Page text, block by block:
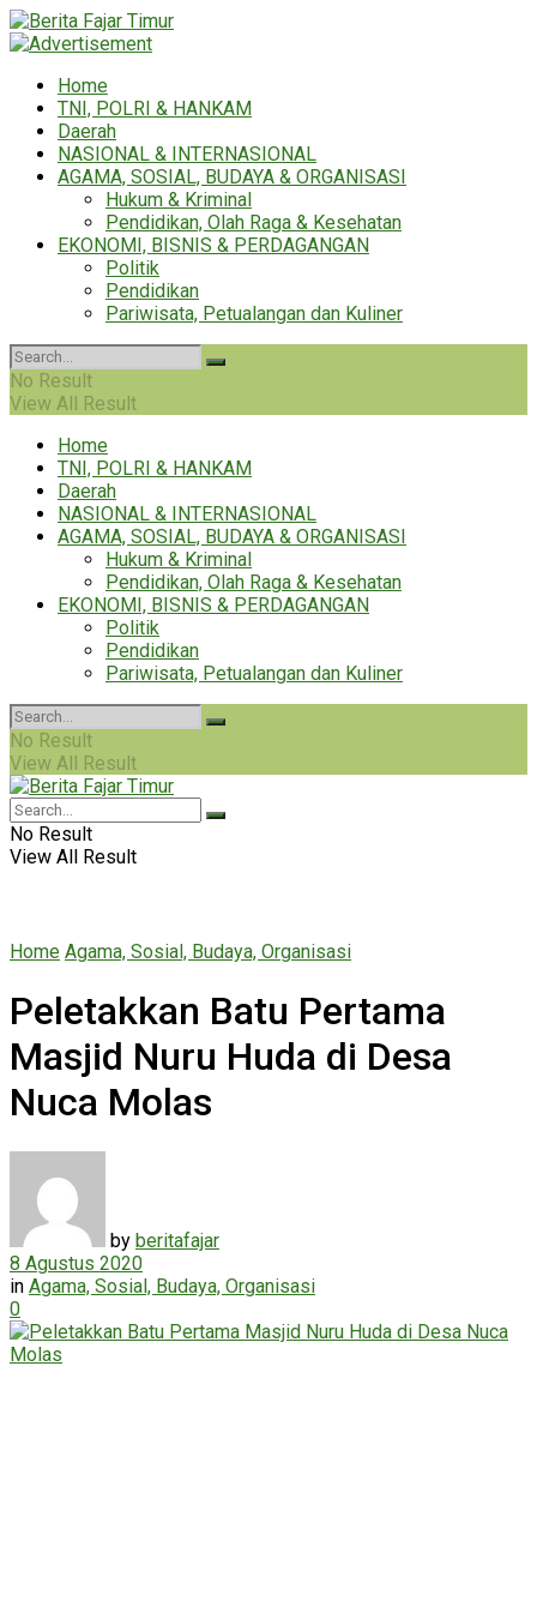
Home
TNI, POLRI & HANKAM
Daerah
NASIONAL & INTERNASIONAL
AGAMA, SOSIAL, BUDAYA & ORGANISASI
Hukum & Kriminal
Pendidikan, Olah Raga & Kesehatan
EKONOMI, BISNIS & PERDAGANGAN
Politik
Pendidikan
Pariwisata, Petualangan dan Kuliner
No Result
View All Result
Home
TNI, POLRI & HANKAM
Daerah
NASIONAL & INTERNASIONAL
AGAMA, SOSIAL, BUDAYA & ORGANISASI
Hukum & Kriminal
Pendidikan, Olah Raga & Kesehatan
EKONOMI, BISNIS & PERDAGANGAN
Politik
Pendidikan
Pariwisata, Petualangan dan Kuliner
No Result
View All Result
No Result
View All Result
Home Agama, Sosial, Budaya, Organisasi
Peletakkan Batu Pertama
Masjid Nuru Huda di Desa
Nuca Molas
by beritafajar
8 Agustus 2020
in Agama, Sosial, Budaya, Organisasi
0